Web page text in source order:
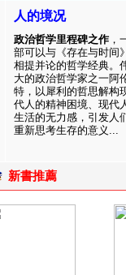
人的境况
政治哲学里程碑之作 ，
部可以与《存在与时间
相提并论的哲学经典。
大的政治哲学家之一阿
特，以犀利的哲思解构
代人的精神困境、现代
生活的无力感，引发人
重新思考生存的意义...
新書推薦